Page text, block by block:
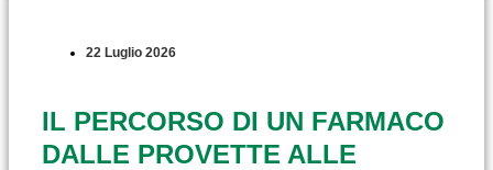
22 Luglio 2026
IL PERCORSO DI UN FARMACO
DALLE PROVETTE ALLE